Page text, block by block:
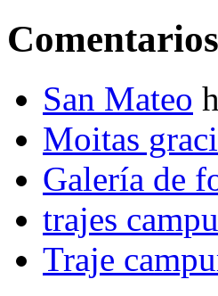
San Mateo
Moitas
Galería de
trajes
Traje